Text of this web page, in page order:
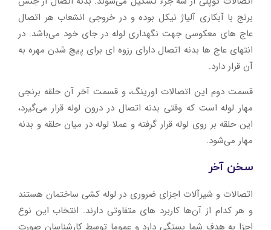
برنج با آبکاری آلیاژ نیکل بوده و در خروجی انشعاب هر اتصال
عاج های معکوسی جهت نگهداری لوله در جای خود می‌باشد. در
انتهای عاج ها بدنه اتصال دارای رزوه ای برای پیچ شدن مهره به
آن قرار دارد.
قسمت دوم این اتصالات اورینگ، و قسمت آخر آن حلقه برنجی
مهار لوله است که وقتی بدنه اتصال در درون لوله قرار می‌گیرد،
این حلقه بر روی لوله قرار گرفته و عملا لوله در میان حلقه و بدنه
مهار می‌شود.
سخن آخر
اتصالات و شیرآلات اجزای ضروری در لوله کشی ساختمان هستند
و هر کدام از آن‌ها کاربرد های متفاوتی دارند. انتخاب این نوع
اجزا به هدف شما بستگی دارد و عموما توسط کارشناسان صورت